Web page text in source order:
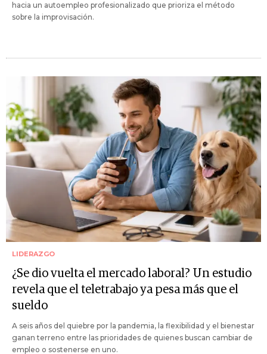
hacia un autoempleo profesionalizado que prioriza el método
sobre la improvisación.
LIDERAZGO
¿Se dio vuelta el mercado laboral? Un estudio
revela que el teletrabajo ya pesa más que el
sueldo
A seis años del quiebre por la pandemia, la flexibilidad y el bienestar
ganan terreno entre las prioridades de quienes buscan cambiar de
empleo o sostenerse en uno.